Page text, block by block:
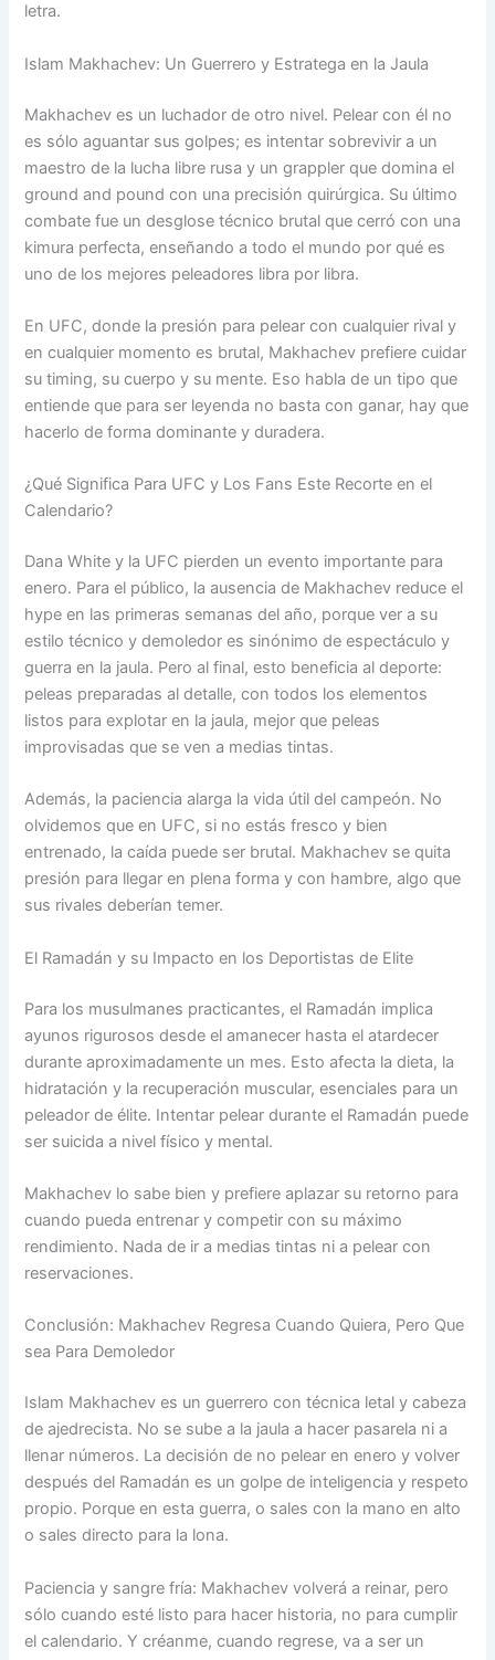
letra.
Islam Makhachev: Un Guerrero y Estratega en la Jaula
Makhachev es un luchador de otro nivel. Pelear con él no
es sólo aguantar sus golpes; es intentar sobrevivir a un
maestro de la lucha libre rusa y un grappler que domina el
ground and pound con una precisión quirúrgica. Su último
combate fue un desglose técnico brutal que cerró con una
kimura perfecta, enseñando a todo el mundo por qué es
uno de los mejores peleadores libra por libra.
En UFC, donde la presión para pelear con cualquier rival y
en cualquier momento es brutal, Makhachev prefiere cuidar
su timing, su cuerpo y su mente. Eso habla de un tipo que
entiende que para ser leyenda no basta con ganar, hay que
hacerlo de forma dominante y duradera.
¿Qué Significa Para UFC y Los Fans Este Recorte en el
Calendario?
Dana White y la UFC pierden un evento importante para
enero. Para el público, la ausencia de Makhachev reduce el
hype en las primeras semanas del año, porque ver a su
estilo técnico y demoledor es sinónimo de espectáculo y
guerra en la jaula. Pero al final, esto beneficia al deporte:
peleas preparadas al detalle, con todos los elementos
listos para explotar en la jaula, mejor que peleas
improvisadas que se ven a medias tintas.
Además, la paciencia alarga la vida útil del campeón. No
olvidemos que en UFC, si no estás fresco y bien
entrenado, la caída puede ser brutal. Makhachev se quita
presión para llegar en plena forma y con hambre, algo que
sus rivales deberían temer.
El Ramadán y su Impacto en los Deportistas de Elite
Para los musulmanes practicantes, el Ramadán implica
ayunos rigurosos desde el amanecer hasta el atardecer
durante aproximadamente un mes. Esto afecta la dieta, la
hidratación y la recuperación muscular, esenciales para un
peleador de élite. Intentar pelear durante el Ramadán puede
ser suicida a nivel físico y mental.
Makhachev lo sabe bien y prefiere aplazar su retorno para
cuando pueda entrenar y competir con su máximo
rendimiento. Nada de ir a medias tintas ni a pelear con
reservaciones.
Conclusión: Makhachev Regresa Cuando Quiera, Pero Que
sea Para Demoledor
Islam Makhachev es un guerrero con técnica letal y cabeza
de ajedrecista. No se sube a la jaula a hacer pasarela ni a
llenar números. La decisión de no pelear en enero y volver
después del Ramadán es un golpe de inteligencia y respeto
propio. Porque en esta guerra, o sales con la mano en alto
o sales directo para la lona.
Paciencia y sangre fría: Makhachev volverá a reinar, pero
sólo cuando esté listo para hacer historia, no para cumplir
el calendario. Y créanme, cuando regrese, va a ser un